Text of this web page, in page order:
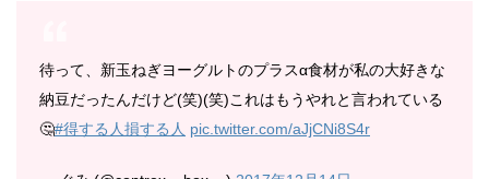
待って、新玉ねぎヨーグルトのプラスα食材が私の大好きな
納豆だったんだけど(笑)(笑)これはもうやれと言われている
🤔#得する人損する人 pic.twitter.com/aJjCNi8S4r